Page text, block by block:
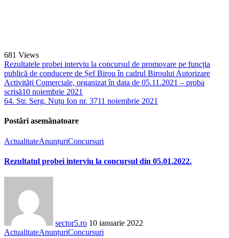
681 Views
Rezultatele probei interviu la concursul de promovare pe funcția
publică de conducere de Șef Birou în cadrul Biroului Autorizare
Activități Comerciale, organizat în data de 05.11.2021 – proba
scrisă10 noiembrie 2021
64. Str. Serg. Nuțu Ion nr. 3711 noiembrie 2021
Postări asemănatoare
ActualitateAnunțuriConcursuri
Rezultatul probei interviu la concursul din 05.01.2022.
sector5.ro 10 ianuarie 2022
ActualitateAnunțuriConcursuri